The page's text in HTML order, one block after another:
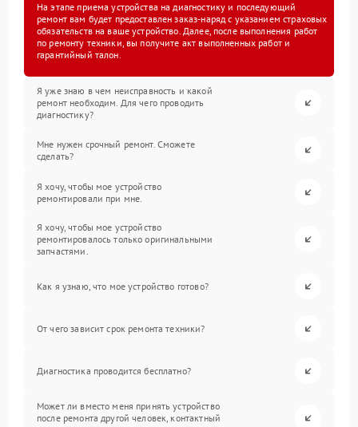
На этапе приема устройства на диагностику и последующий
ремонт вам будет предоставлен заказ-наряд с указанием страховых
обязательств на ваше устройство. Далее, после выполнения работ
по ремонту техники, вы получите акт выполненных работ и
гарантийный талон.
Я уже знаю в чем неисправность и какой
ремонт необходим. Для чего проводить
диагностику?
Мне нужен срочный ремонт. Сможете
сделать?
Я хочу, чтобы мое устройство
ремонтировали при мне.
Я хочу, чтобы мое устройство
ремонтировалось только оригинальными
запчастями.
Как я узнаю, что мое устройство готово?
От чего зависит срок ремонта техники?
Диагностика проводится бесплатно?
Может ли вместо меня принять устройство
после ремонта другой человек, контактный